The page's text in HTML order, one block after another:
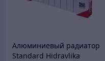
Алюминиевый радиатор
Standard Hidravlika